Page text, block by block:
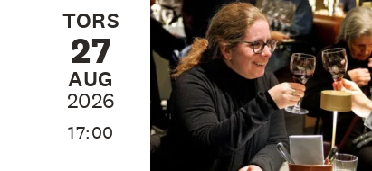
TORS
27
AUG
2026
17:00